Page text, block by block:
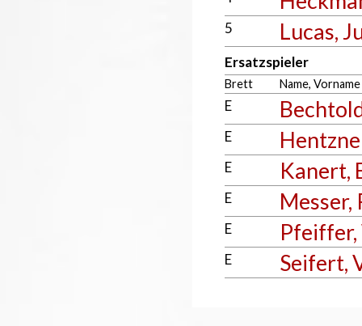
5 Lucas,
Ersatzspieler
Brett Name, Vorname
E
E
E Kanert,
E Messer,
E
E Seifert,